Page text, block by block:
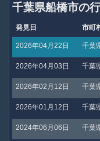
千葉県船橋市の
発見日 市町
2026年04月22日 千葉
2026年04月03日 千葉
2026年02月12日 千葉
2026年01月12日 千葉
2024年06月06日 千葉